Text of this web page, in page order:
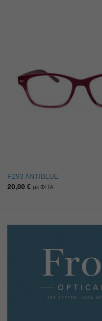
F293 ANTIBLUE
20,00 € με ΦΠΑ